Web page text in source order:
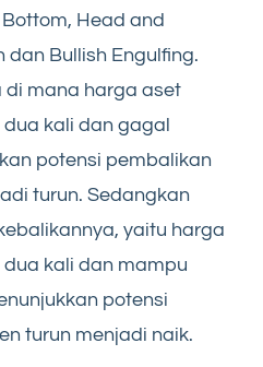
Head and
dan Bullish Engulfing.
di mana harga aset
kali dan gagal
potensi pembalikan
turun. Sedangkan
yaitu harga
kali dan mampu
potensi
turun menjadi naik.